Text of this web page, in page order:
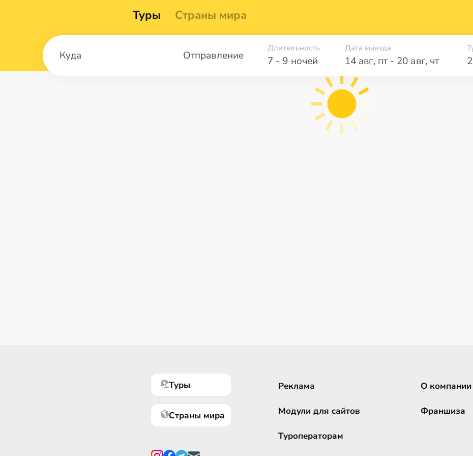
Туры Страны мира
Отправление 7 - 9 ночей
Длительность Дата выезда
14 авг, пт- 20 авг, чт
Туры
Страны мира
Реклама
Модули для сайтов
Туроператорам
О компании
Франшиза